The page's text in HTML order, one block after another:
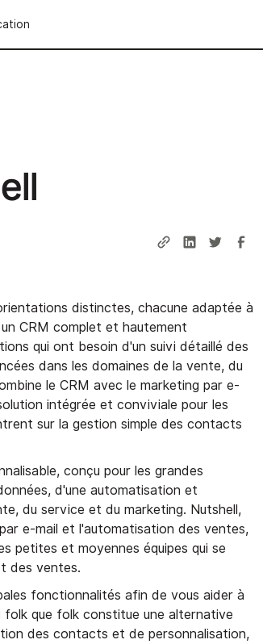
distinctes, chacune adaptée à
CRM complet et hautement
qui ont besoin d'un suivi détaillé des
dans les domaines de la vente, du
le CRM avec le marketing par e-
intégrée et conviviale pour les
sur la gestion simple des contacts
conçu pour les grandes
d'une automatisation et
du service et du marketing. Nutshell,
e-mail et l'automatisation des ventes,
petites et moyennes équipes qui se
des ventes.
fonctionnalités afin de vous aider à
folk que folk constitue une alternative
des contacts et de personnalisation,